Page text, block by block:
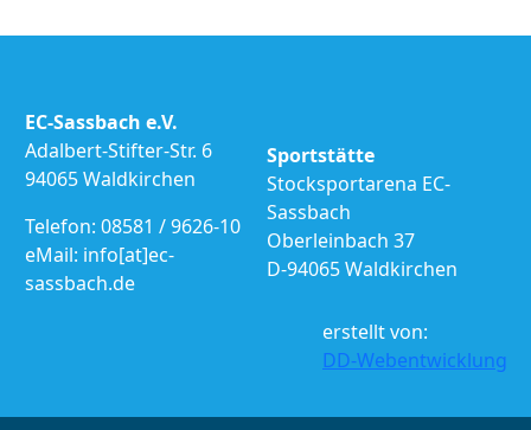
EC-Sassbach e.V.
Adalbert-Stifter-Str. 6
94065 Waldkirchen
Telefon: 08581 / 9626-10
eMail: info[at]ec-
sassbach.de
Sportstätte
Stocksportarena EC-
Sassbach
Oberleinbach 37
D-94065 Waldkirchen
erstellt von:
DD-Webentwicklung